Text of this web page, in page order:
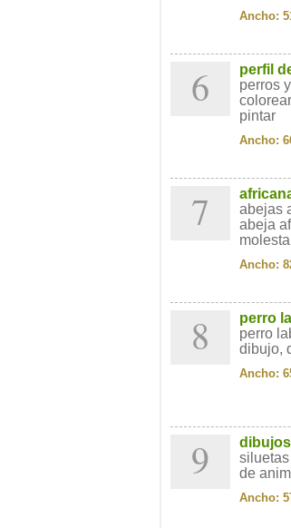
Ancho:
6
perfil
perros
pintar
Ancho:
7
abejas
abeja
Ancho:
8
perro
perro
dibujo,
Ancho:
9
de
Ancho: